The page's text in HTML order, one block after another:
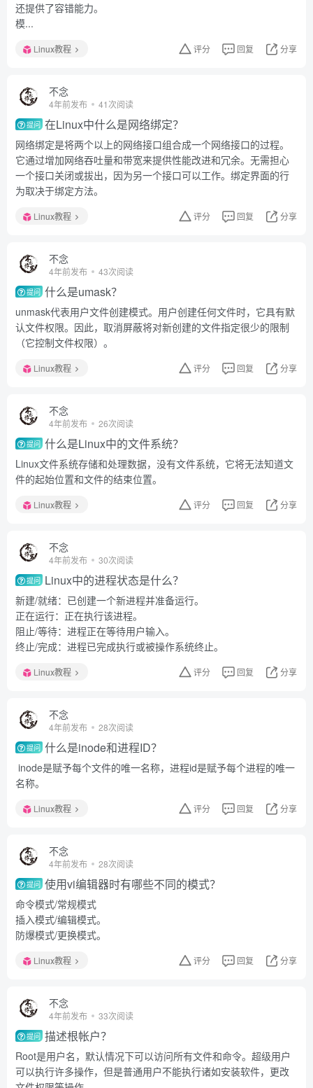
还提供了容错能力。
模...
Linux教程 评分 回复 分享
不念
4年前发布 41次阅读
提问 在Linux中什么是网络绑定？
网络绑定是将两个以上的网络接口组合成一个网络接口的过程。
它通过增加网络吞吐量和带宽来提供性能改进和冗余。无需担心
一个接口关闭或拔出，因为另一个接口可以工作。绑定界面的行
为取决于绑定方法。
Linux教程 评分 回复 分享
不念
4年前发布 43次阅读
提问 什么是umask？
unmask代表用户文件创建模式。用户创建任何文件时，它具有默
认文件权限。因此，取消屏蔽将对新创建的文件指定很少的限制
（它控制文件权限）。
Linux教程 评分 回复 分享
不念
4年前发布 26次阅读
提问 什么是Linux中的文件系统？
Linux文件系统存储和处理数据，没有文件系统，它将无法知道文
件的起始位置和文件的结束位置。
Linux教程 评分 回复 分享
不念
4年前发布 30次阅读
提问 Linux中的进程状态是什么？
新建/就绪：已创建一个新进程并准备运行。
正在运行：正在执行该进程。
阻止/等待：进程正在等待用户输入。
终止/完成：进程已完成执行或被操作系统终止。
Linux教程 评分 回复 分享
不念
4年前发布 28次阅读
提问 什么是inode和进程ID？
inode是赋予每个文件的唯一名称，进程id是赋予每个进程的唯一
名称。
Linux教程 评分 回复 分享
不念
4年前发布 28次阅读
提问 使用vi编辑器时有哪些不同的模式？
命令模式/常规模式
插入模式/编辑模式。
防爆模式/更换模式。
Linux教程 评分 回复 分享
不念
4年前发布 33次阅读
提问 描述根帐户？
Root是用户名，默认情况下可以访问所有文件和命令。超级用户
可以执行许多操作，但是普通用户不能执行诸如安装软件，更改